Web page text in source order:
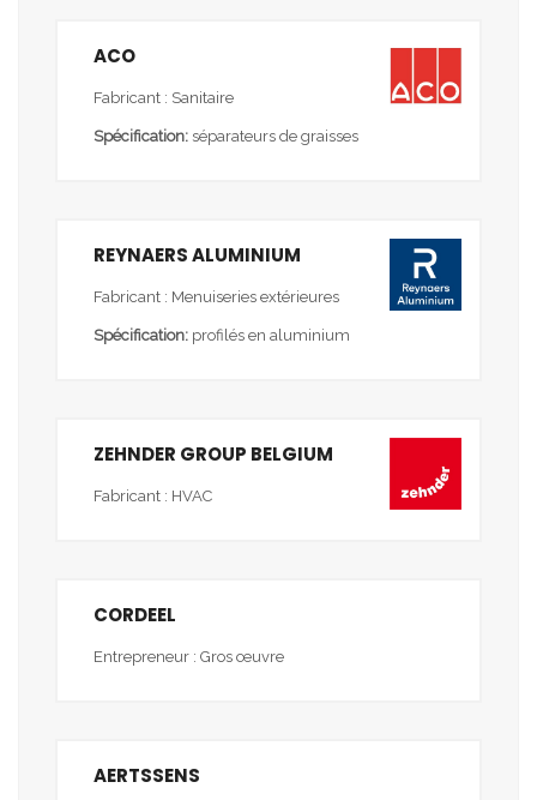
ACO
Fabricant : Sanitaire
Spécification: séparateurs de graisses
REYNAERS ALUMINIUM
Fabricant : Menuiseries extérieures
Spécification: profilés en aluminium
ZEHNDER GROUP BELGIUM
Fabricant : HVAC
CORDEEL
Entrepreneur : Gros œuvre
AERTSSENS